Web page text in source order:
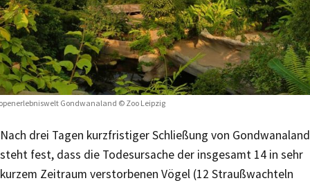
Gondwanaland © Zoo Leipzig
Nach drei Tagen kurzfristiger Schließung von Gondwanaland
steht fest, dass die Todesursache der insgesamt 14 in sehr
kurzem Zeitraum verstorbenen Vögel (12 Straußwachteln